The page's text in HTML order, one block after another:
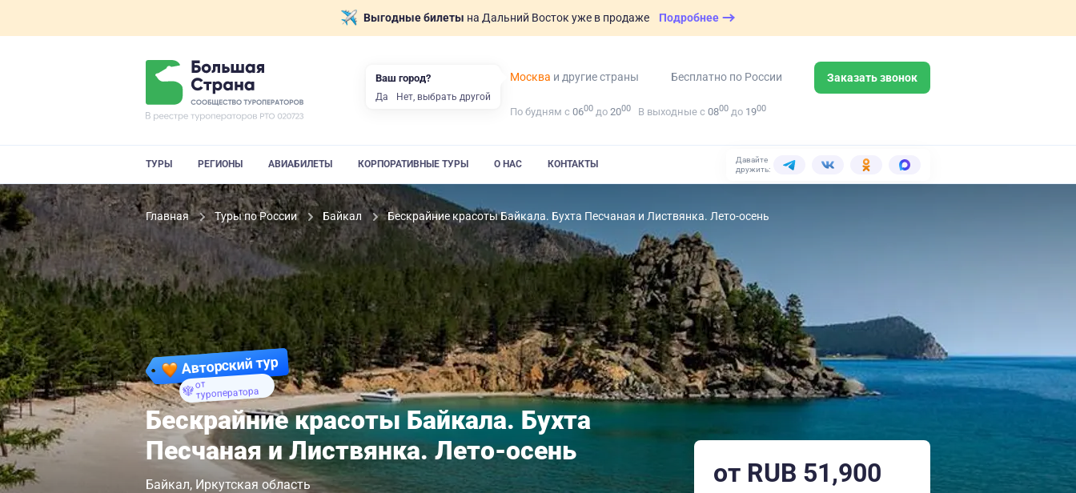
Выгодные билеты на Дальний Восток уже в продаже Подробнее
Москва и другие страны Бесплатно по России Заказать звонок
По будням с 0600 до 2000 В выходные с 0800 до 1900
ТУРЫ РЕГИОНЫ АВИАБИЛЕТЫ КОРПОРАТИВНЫЕ ТУРЫ О НАС КОНТАКТЫ
Давайте
дружить:
Главная Туры по России Байкал Бескрайние красоты Байкала. Бухта Песчаная и Листвянка. Лето-осень
Авторский тур
от
туроператора
Бескрайние красоты Байкала. Бухта
Песчаная и Листвянка. Лето-осень
Байкал Иркутская область от RUB 51,900
Ваш город?
Да Нет, выбрать другой